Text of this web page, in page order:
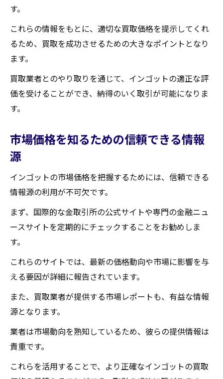
す。
これらの情報をもとに、適切な買取価格を提示してくれ
るため、買取を成功させるための大きなポイントとなり
ます。
買取業者とのやり取りを通じて、インゴットの適正な評
価を受けることができ、納得のいく取引が可能になりま
す。
市場価格を知るための信頼できる情報
源
インゴットの市場価格を把握するためには、信頼できる
情報源の利用が不可欠です。
まず、国際的な金取引所の公式サイトや専門の金融ニュ
ースサイトを定期的にチェックすることをお勧めしま
す。
これらのサイトでは、最新の価格動向や市場に影響を与
える要因が詳細に報告されています。
また、買取業者が提供する市場レポートも、有益な情報
源となります。
業者は市場動向を熟知しているため、彼らの提供情報は
貴重です。
これらを活用することで、より正確なインゴットの買取